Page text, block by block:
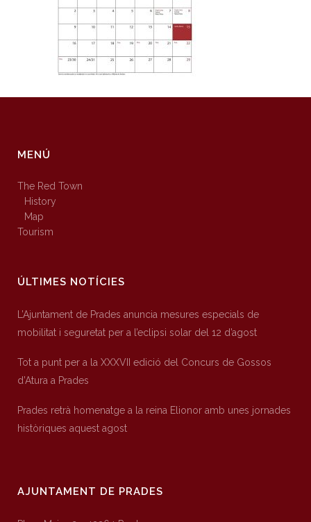
MENÚ
The Red Town
History
Map
Tourism
ÚLTIMES NOTÍCIES
L’Ajuntament de Prades anuncia mesures especials de
mobilitat i seguretat per a l’eclipsi solar del 12 d’agost
Tot a punt per a la XXXVII edició del Concurs de Gossos
d’Atura a Prades
Prades retrà homenatge a la reina Elionor amb unes jornades
històriques aquest agost
AJUNTAMENT DE PRADES